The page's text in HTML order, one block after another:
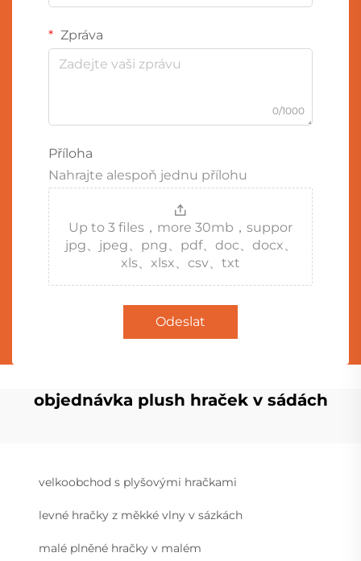
Zpráva
0/1000
Příloha
Nahrajte alespoň jednu přílohu
Up to 3 files，more 30mb，suppor
jpg、jpeg、png、pdf、doc、docx、
xls、xlsx、csv、txt
Odeslat
objednávka plush hraček v sádách
velkoobchod s plyšovými hračkami
levné hračky z měkké vlny v sázkách
malé plněné hračky v malém